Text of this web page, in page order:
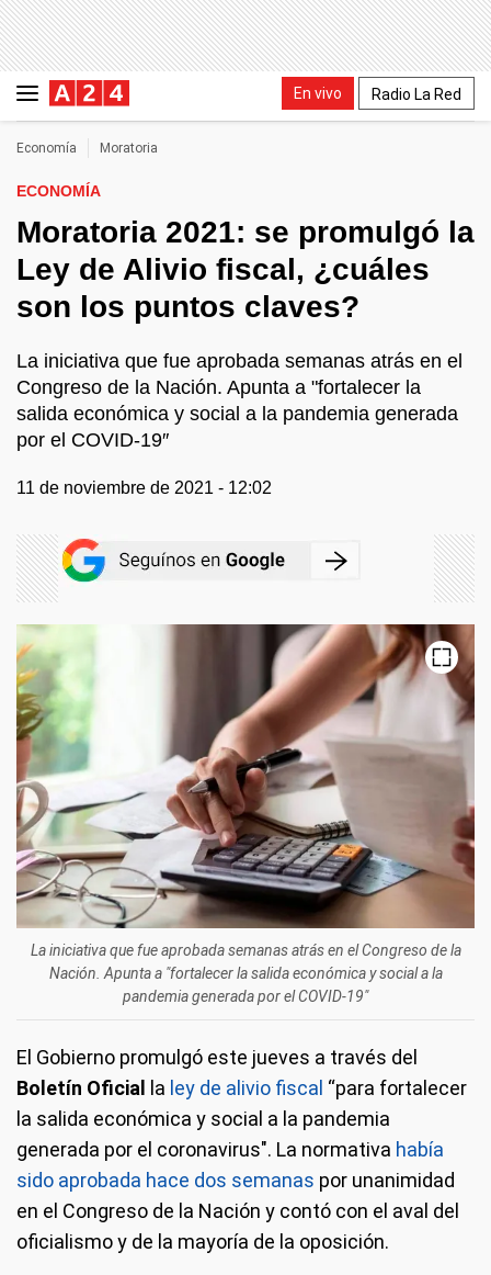
En vivo Radio La Red
Economía Moratoria
ECONOMÍA
Moratoria 2021: se promulgó la
Ley de Alivio fiscal, ¿cuáles
son los puntos claves?
La iniciativa que fue aprobada semanas atrás en el
Congreso de la Nación. Apunta a "fortalecer la
salida económica y social a la pandemia generada
por el COVID-19″
11 de noviembre de 2021 - 12:02
La iniciativa que fue aprobada semanas atrás en el Congreso de la
Nación. Apunta a "fortalecer la salida económica y social a la
pandemia generada por el COVID-19″
El Gobierno promulgó este jueves a través del
Boletín Oficial
la ley de alivio fiscal “para fortalecer
la salida económica y social a la pandemia
generada por el coronavirus″. La normativa había
sido aprobada hace dos semanas por unanimidad
en el Congreso de la Nación y contó con el aval del
oficialismo y de la mayoría de la oposición.